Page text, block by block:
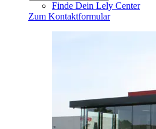
Finde Dein Lely Center
Zum Kontaktformular